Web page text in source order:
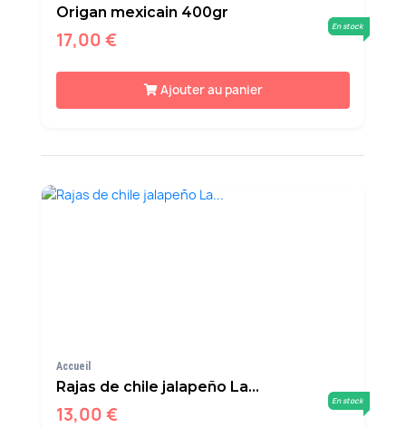
Origan mexicain 400gr
17,00 €
En stock
Ajouter au panier
Accueil
Rajas de chile jalapeño La...
13,00 €
En stock